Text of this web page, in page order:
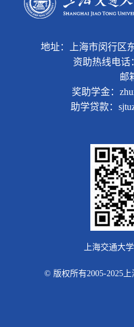
地址：上海市闵行区
资助热线电话
邮
奖助学金：
助学贷款：
上海交通大
© 版权所有2005-2025